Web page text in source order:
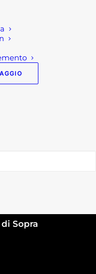
Sopra